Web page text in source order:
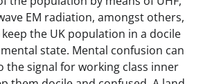
EM radiation, amongst others,
the UK population in a docile
state. Mental confusion can
the signal for working class inner